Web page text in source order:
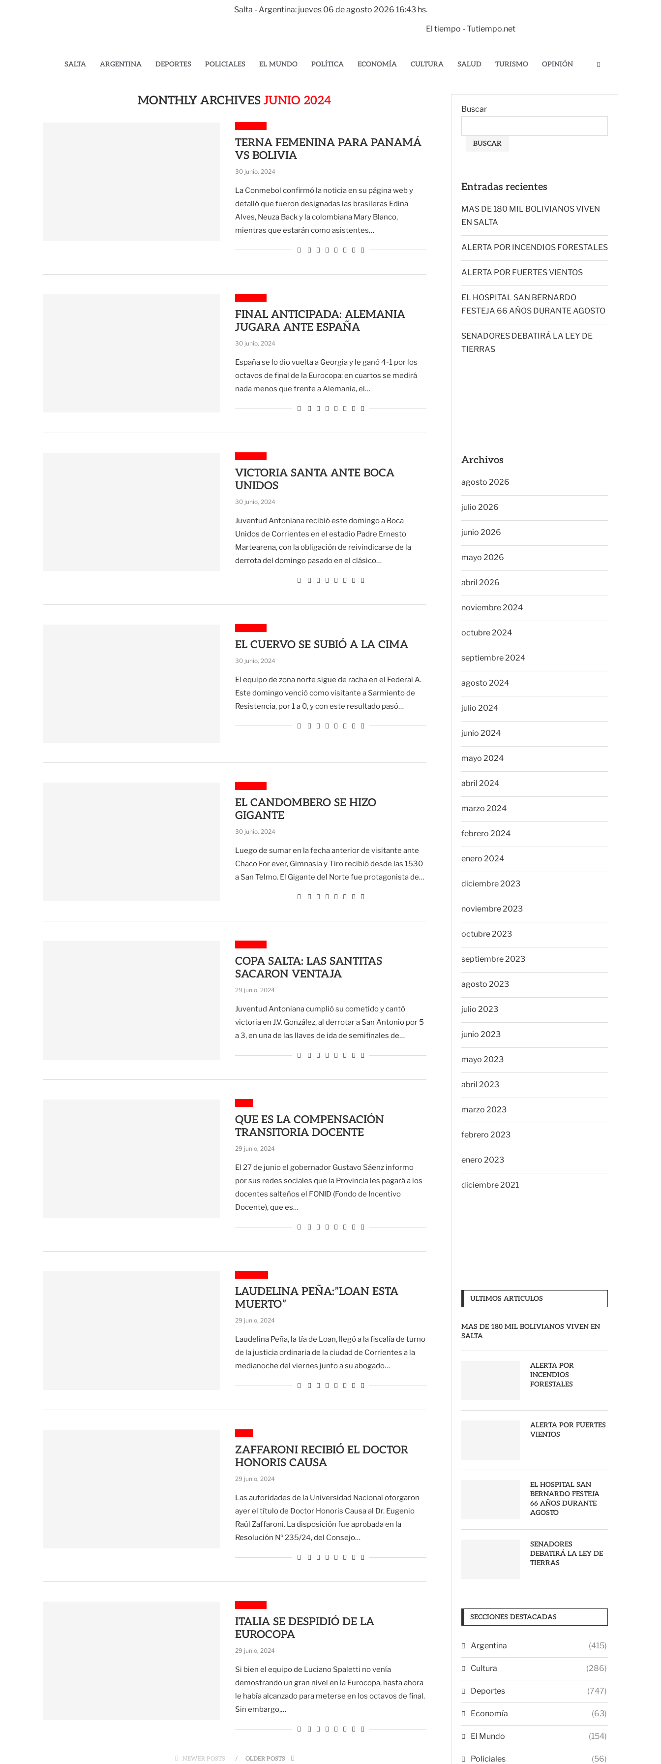
Salta - Argentina: jueves 06 de agosto 2026 16:43 hs.
El tiempo - Tutiempo.net
SALTA ARGENTINA DEPORTES POLICIALES EL MUNDO POLÍTICA ECONOMÍA CULTURA SALUD TURISMO OPINIÓN
MONTHLY ARCHIVESJUNIO 2024
TERNA FEMENINA PARA PANAMÁ
VS BOLIVIA
30 junio, 2024
La Conmebol confirmó la noticia en su página web y
detalló que fueron designadas las brasileras Edina
Alves, Neuza Back y la colombiana Mary Blanco,
mientras que estarán como asistentes…
FINAL ANTICIPADA: ALEMANIA
JUGARA ANTE ESPAÑA
30 junio, 2024
España se lo dio vuelta a Georgia y le ganó 4-1 por los
octavos de final de la Eurocopa: en cuartos se medirá
nada menos que frente a Alemania, el…
VICTORIA SANTA ANTE BOCA
UNIDOS
30 junio, 2024
Juventud Antoniana recibió este domingo a Boca
Unidos de Corrientes en el estadio Padre Ernesto
Martearena, con la obligación de reivindicarse de la
derrota del domingo pasado en el clásico…
EL CUERVO SE SUBIÓ A LA CIMA
30 junio, 2024
El equipo de zona norte sigue de racha en el Federal A.
Este domingo venció como visitante a Sarmiento de
Resistencia, por 1 a 0, y con este resultado pasó…
EL CANDOMBERO SE HIZO
GIGANTE
30 junio, 2024
Luego de sumar en la fecha anterior de visitante ante
Chaco For ever, Gimnasia y Tiro recibió desde las 1530
a San Telmo. El Gigante del Norte fue protagonista de…
COPA SALTA: LAS SANTITAS
SACARON VENTAJA
29 junio, 2024
Juventud Antoniana cumplió su cometido y cantó
victoria en J.V. González, al derrotar a San Antonio por 5
a 3, en una de las llaves de ida de semifinales de…
QUE ES LA COMPENSACIÓN
TRANSITORIA DOCENTE
29 junio, 2024
El 27 de junio el gobernador Gustavo Sáenz informo
por sus redes sociales que la Provincia les pagará a los
docentes salteños el FONID (Fondo de Incentivo
Docente), que es…
LAUDELINA PEÑA:”LOAN ESTA
MUERTO”
29 junio, 2024
Laudelina Peña, la tía de Loan, llegó a la fiscalía de turno
de la justicia ordinaria de la ciudad de Corrientes a la
medianoche del viernes junto a su abogado…
ZAFFARONI RECIBIÓ EL DOCTOR
HONORIS CAUSA
29 junio, 2024
Las autoridades de la Universidad Nacional otorgaron
ayer el título de Doctor Honoris Causa al Dr. Eugenio
Raúl Zaffaroni. La disposición fue aprobada en la
Resolución Nº 235/24, del Consejo…
ITALIA SE DESPIDIÓ DE LA
EUROCOPA
29 junio, 2024
Si bien el equipo de Luciano Spaletti no venía
demostrando un gran nivel en la Eurocopa, hasta ahora
le había alcanzado para meterse en los octavos de final.
Sin embargo,…
NEWER POSTS OLDER POSTS
Buscar
BUSCAR
Entradas recientes
MAS DE 180 MIL BOLIVIANOS VIVEN
EN SALTA
ALERTA POR INCENDIOS FORESTALES
ALERTA POR FUERTES VIENTOS
EL HOSPITAL SAN BERNARDO
FESTEJA 66 AÑOS DURANTE AGOSTO
SENADORES DEBATIRÁ LA LEY DE
TIERRAS
Archivos
agosto 2026
julio 2026
junio 2026
mayo 2026
abril 2026
noviembre 2024
octubre 2024
septiembre 2024
agosto 2024
julio 2024
junio 2024
mayo 2024
abril 2024
marzo 2024
febrero 2024
enero 2024
diciembre 2023
noviembre 2023
octubre 2023
septiembre 2023
agosto 2023
julio 2023
junio 2023
mayo 2023
abril 2023
marzo 2023
febrero 2023
enero 2023
diciembre 2021
ULTIMOS ARTICULOS
MAS DE 180 MIL BOLIVIANOS VIVEN EN
SALTA
ALERTA POR
INCENDIOS
FORESTALES
ALERTA POR FUERTES
VIENTOS
EL HOSPITAL SAN
BERNARDO FESTEJA
66 AÑOS DURANTE
AGOSTO
SENADORES
DEBATIRÁ LA LEY DE
TIERRAS
SECCIONES DESTACADAS
Argentina (415)
Cultura (286)
Deportes (747)
Economía (63)
El Mundo (154)
Policiales (56)